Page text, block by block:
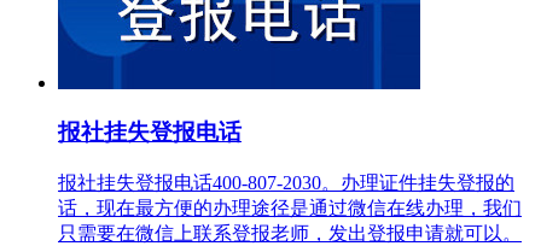
报社挂失登报电话
报社挂失登报电话400-807-2030。办理证件挂失登报的
话，现在最方便的办理途径是通过微信在线办理，我们
只需要在微信上联系登报老师，发出登报申请就可以。